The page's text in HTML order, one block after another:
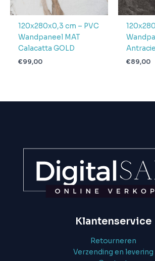
120x280x0,3 cm – PVC
Wandpaneel MAT
Calacatta GOLD
€99,00 €89,00
Klantenservice
Retourneren
Verzending en levering